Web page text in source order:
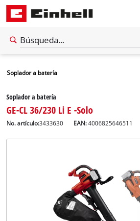
Soplador a batería
Soplador a batería
GE-CL 36/230 Li E -Solo
No. artículo:3433630 EAN:4006825646511